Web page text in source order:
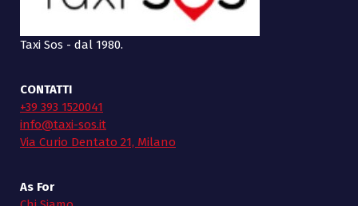
Taxi Sos - dal 1980.
CONTATTI
+39 393 1520041
info@taxi-sos.it
Via Curio Dentato 21, Milano
As For